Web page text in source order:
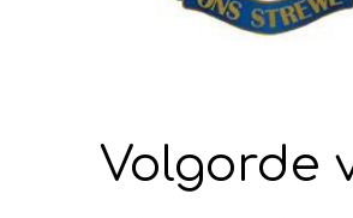
Volgorde